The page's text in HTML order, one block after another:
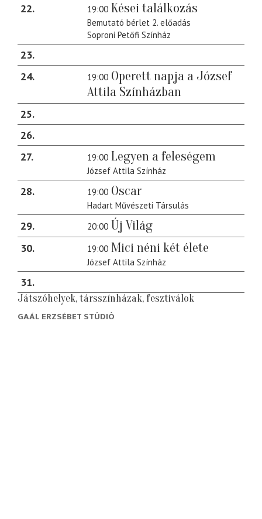
22 19:00 Kései találkozás
Bemutató bérlet 2. előadás
Soproni Petőfi Színház
23
24
19:00 Operett napja a József
Attila Színházban
25
26
27
19:00 Legyen a feleségem
József Attila Színház
28 19:00 Oscar
Hadart Művészeti Társulás
29 20:00 Új Világ
30 19:00 Mici néni két élete
József Attila Színház
31
Játszóhelyek, társszínházak, fesztiválok
GAÁL ERZSÉBET STÚDIÓ